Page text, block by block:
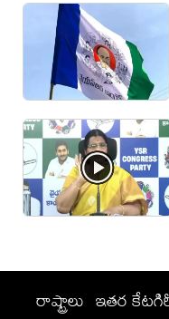
రాష్ట్రాలు ఇతర